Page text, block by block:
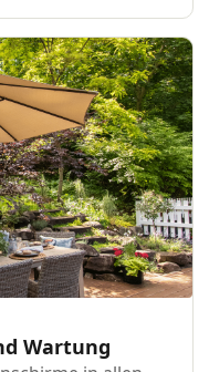
Obwohl
nicht völlig
wie du deine
reinigst? Lese
Wartung